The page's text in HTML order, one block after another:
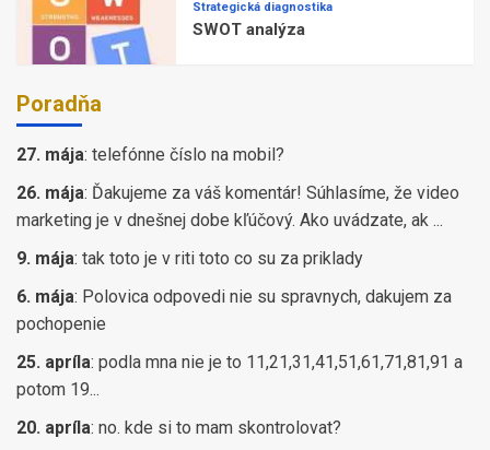
Strategická diagnostika
SWOT analýza
Poradňa
27. mája: telefónne číslo na mobil?
26. mája: Ďakujeme za váš komentár! Súhlasíme, že video
marketing je v dnešnej dobe kľúčový. Ako uvádzate, ak ...
9. mája: tak toto je v riti toto co su za priklady
6. mája: Polovica odpovedi nie su spravnych, dakujem za
pochopenie
25. apríla: podla mna nie je to 11,21,31,41,51,61,71,81,91 a
potom 19...
20. apríla: no. kde si to mam skontrolovat?